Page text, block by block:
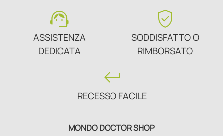
support_agent
ASSISTENZA
DEDICATA
verified_user
SODDISFATTO O
RIMBORSATO
keyboard_return
RECESSO FACILE
MONDO DOCTOR SHOP